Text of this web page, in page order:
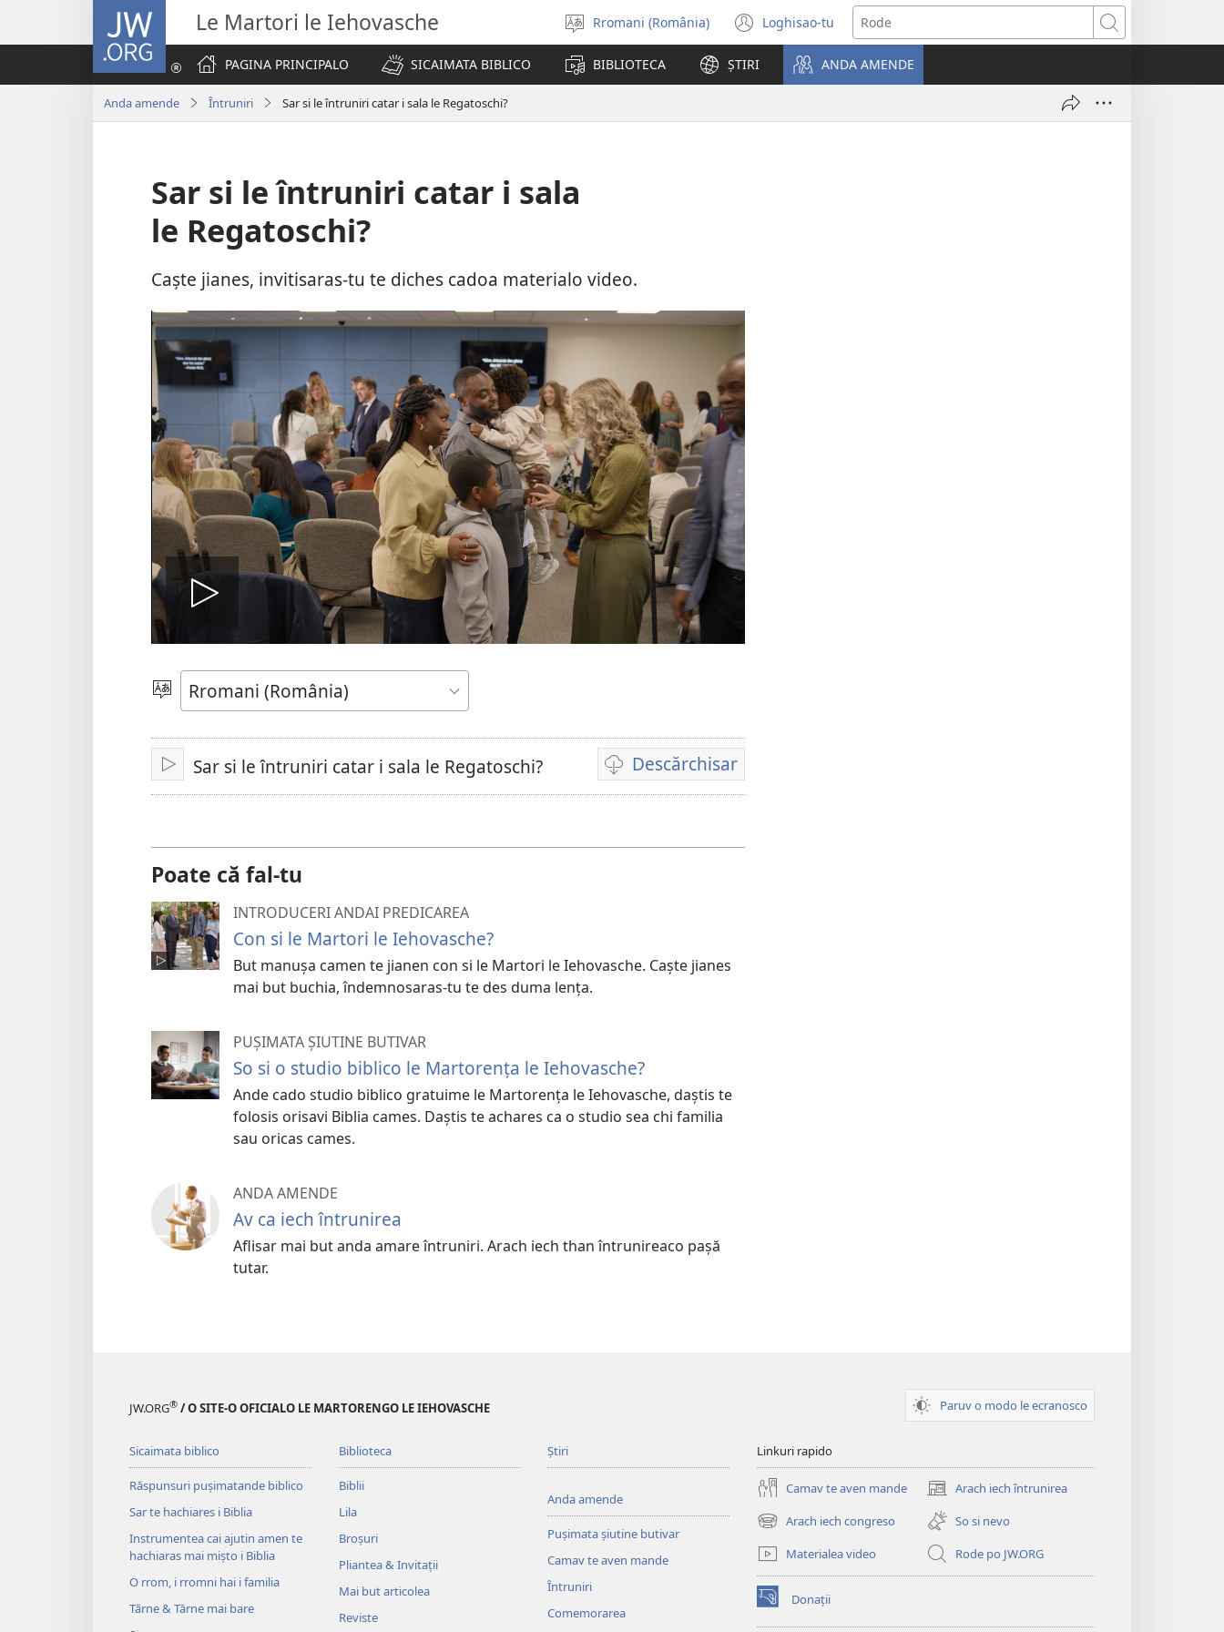
JW.ORG Le Martori le Iehovasche
Selectisar
i
șib
Rromani (România) Loghisao-tu
(opens
new
window)
Rode
PAGINA PRINCIPALO
SICAIMATA BIBLICO BIBLIOTECA ȘTIRI ANDA AMENDE
Anda amende Întruniri Sar si le întruniri catar i sala le Regatoschi?
Sar si le întruniri catar i sala
le Regatoschi?
Caște jianes, invitisaras-tu te diches cadoa materialo video.
drom
o
Alosar
şib
De
drom
Sar si le întruniri catar i sala le Regatoschi? Descărchisar
Opțiuni
cai
descărchis
Poate că fal-tu
INTRODUCERI ANDAI PREDICAREA
Con si le Martori le Iehovasche?
But manușa camen te jianen con si le Martori le Iehovasche. Caște jianes
mai but buchia, îndemnosaras-tu te des duma lența.
PUȘIMATA ȘIUTINE BUTIVAR
So si o studio biblico le Martorența le Iehovasche?
Ande cado studio biblico gratuime le Martorența le Iehovasche, daștis te
folosis orisavi Biblia cames. Daștis te achares ca o studio sea chi familia
sau oricas cames.
ANDA AMENDE
Av ca iech întrunirea
Aflisar mai but anda amare întruniri. Arach iech than întrunireaco pașă
tutar.
JW.ORG® / O SITE-O OFICIALO LE MARTORENGO LE IEHOVASCHE Paruv o modo le ecranosco
Sicaimata biblico
Răspunsuri pușimatande biblico
Sar te hachiares i Biblia
Instrumentea cai ajutin amen te
hachiaras mai mișto i Biblia
O rrom, i rromni hai i familia
Tărne & Tărne mai bare
Biblioteca
Biblii
Lila
Broșuri
Pliantea & Invitații
Mai but articolea
Reviste
Știri
Anda amende
Pușimata șiutine butivar
Camav te aven mande
Întruniri
Comemorarea
Linkuri rapido
Camav te aven mande Arach iech întrunirea
(opens
new
window)
Arach iech congreso
(opens
new
window)
So si nevo
Materialea video
Rode po JW.ORG
Donații
(opens
new